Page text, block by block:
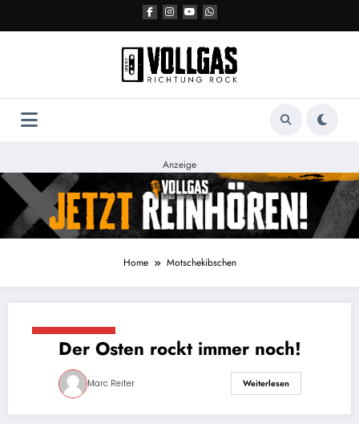
Anzeige
Home Motschekibschen
Der Osten rockt immer noch!
Marc Reiter Weiterlesen